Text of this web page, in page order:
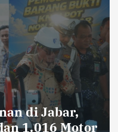
Brong Disita
Kang Dedi
Knalpot